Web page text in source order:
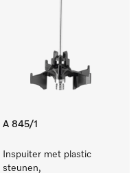
A 845/1
Inspuiter met plastic
steunen,